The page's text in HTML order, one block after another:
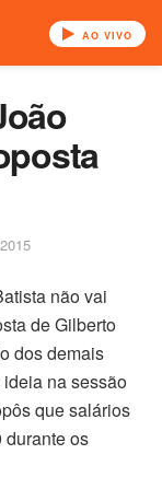
AO VIVO
não vai
de Gilberto
dos demais
na sessão
que salários
durante os